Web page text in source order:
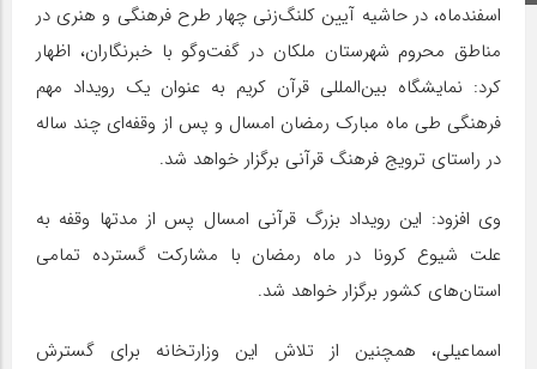
اسفندماه، در حاشیه آیین کلنگ‌زنی چهار طرح فرهنگی و هنری در
مناطق محروم شهرستان ملکان در گفت‌وگو با خبرنگاران، اظهار
کرد: نمایشگاه بین‌المللی قرآن کریم به عنوان یک رویداد مهم
فرهنگی طی ماه مبارک رمضان امسال و پس از وقفه‌ای چند ساله
در راستای ترویج فرهنگ قرآنی برگزار خواهد شد.
وی افزود: این رویداد بزرگ قرآنی امسال پس از مدتها وقفه به
علت شیوع کرونا در ماه رمضان با مشارکت گسترده تمامی
استان‌های کشور برگزار خواهد شد.
اسماعیلی، همچنین از تلاش این وزارتخانه برای گسترش